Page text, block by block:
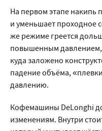
На первом этапе накипь
и уменьшает проходное
же режиме греется
повышенным давлением,
куда заложено
падение объёма,
давлению.
Кофемашины DeLonghi
изменениям. Внутри